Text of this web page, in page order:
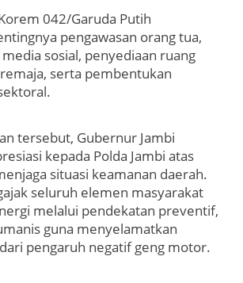
042/Garuda Putih
pengawasan orang tua,
sosial, penyediaan ruang
serta pembentukan
tersebut, Gubernur Jambi
kepada Polda Jambi atas
situasi keamanan daerah.
seluruh elemen masyarakat
melalui pendekatan preventif,
guna menyelamatkan
pengaruh negatif geng motor.